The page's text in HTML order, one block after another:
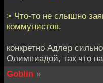
> Что-то не слышно
коммунистов.
конкретно Адлер
Олимпиадой, так что
Goblin »